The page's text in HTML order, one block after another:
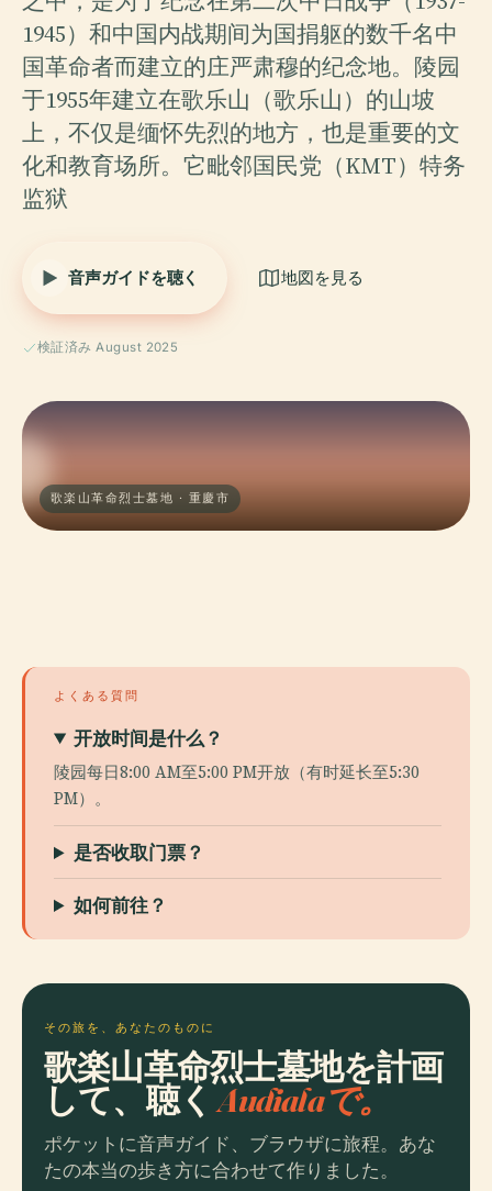
1945）和中国内战期间为国捐躯的数千名中
国革命者而建立的庄严肃穆的纪念地。陵园
于1955年建立在歌乐山（歌乐山）的山坡
上，不仅是缅怀先烈的地方，也是重要的文
化和教育场所。它毗邻国民党（KMT）特务
监狱
音声ガイドを聴く 地図を見る
検証済み August 2025
歌楽山革命烈士墓地 · 重慶市
よくある質問
开放时间是什么？
陵园每日8:00 AM至5:00 PM开放（有时延长至5:30
PM）。
是否收取门票？
如何前往？
その旅を、あなたのものに
歌楽山革命烈士墓地を計画
して、聴くAudialaで。
ポケットに音声ガイド、ブラウザに旅程。あな
たの本当の歩き方に合わせて作りました。